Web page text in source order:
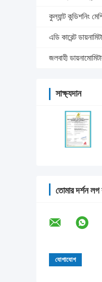
কুল্যান্ট কন্ডিশনিং
এডি কারেন্ট
জলবাহী
সাক্ষ্যদান
তোমার দর্শন